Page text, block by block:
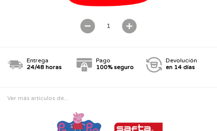
Entrega
24/48 horas
Pago
100% seguro
Devolución
en 14 días
Ver más artículos de...